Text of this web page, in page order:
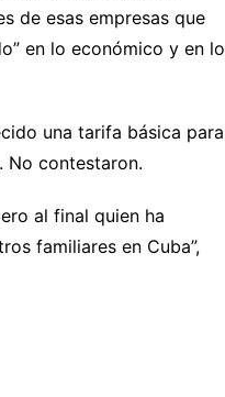
de esas empresas que
en lo económico y en lo
una tarifa básica para
No contestaron.
al final quien ha
familiares en Cuba”,